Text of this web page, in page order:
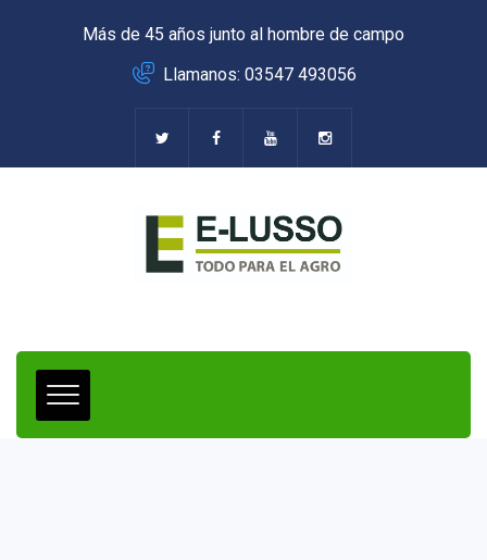
Más de 45 años junto al hombre de campo
Llamanos: 03547 493056